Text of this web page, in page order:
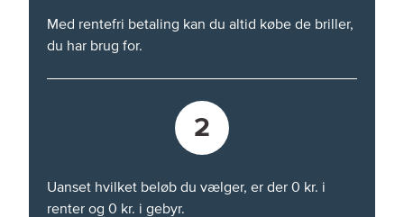
Med rentefri betaling kan du altid købe de briller,
du har brug for.
2
Uanset hvilket beløb du vælger, er der 0 kr. i
renter og 0 kr. i gebyr.